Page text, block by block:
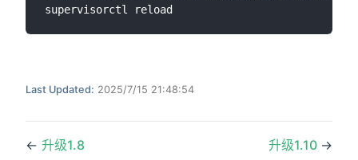
Last Updated: 2025/7/15 21:48:54
← 升级1.8 升级1.10 →